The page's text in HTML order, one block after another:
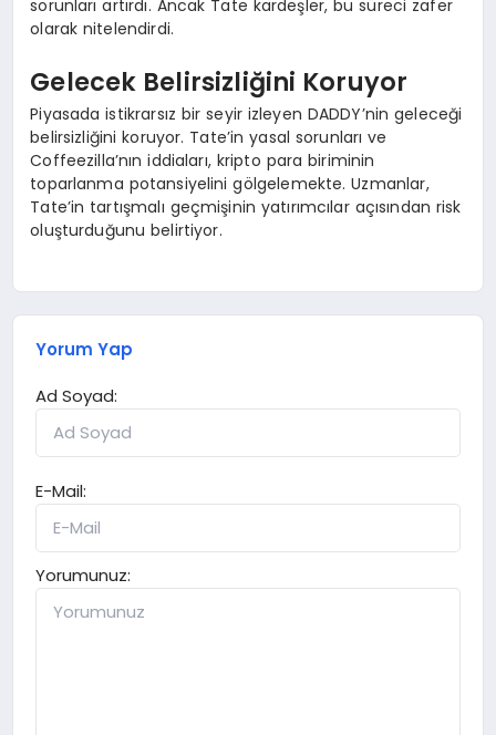
sorunları artırdı. Ancak Tate kardeşler, bu süreci zafer
olarak nitelendirdi.
Gelecek Belirsizliğini Koruyor
Piyasada istikrarsız bir seyir izleyen DADDY’nin geleceği
belirsizliğini koruyor. Tate’in yasal sorunları ve
Coffeezilla’nın iddiaları, kripto para biriminin
toparlanma potansiyelini gölgelemekte. Uzmanlar,
Tate’in tartışmalı geçmişinin yatırımcılar açısından risk
oluşturduğunu belirtiyor.
Yorum Yap
Ad Soyad:
E-Mail:
Yorumunuz: